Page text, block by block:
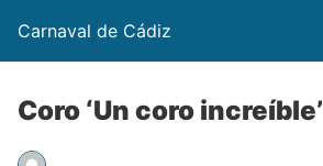
Carnaval de Cádiz
Coro ‘Un coro increíble’